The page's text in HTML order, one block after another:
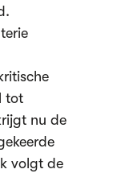
tot
nu de
volgt de